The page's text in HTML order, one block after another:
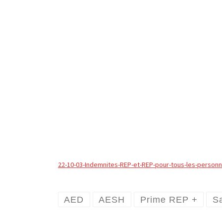
22-10-03-Indemnites-REP-et-REP-pour-tous-les-
AED AESH Prime REP +